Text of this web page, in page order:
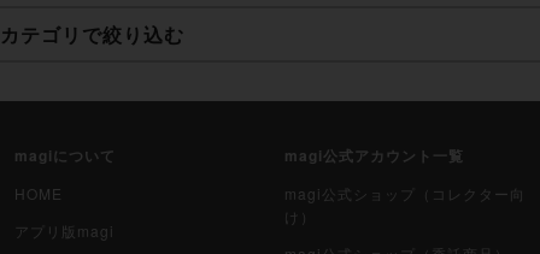
カテゴリで絞り込む
ポケモンカードゲーム
遊戯王
magiについて
HOME
アプリ版magi
magi公式アカウント一覧
magi公式ショップ（コレクター向
け）